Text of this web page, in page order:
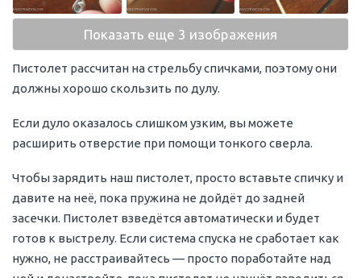
Показать еще 3 изображения
Пистолет рассчитан на стрельбу спичками, поэтому они
должны хорошо скользить по дулу.
Если дуло оказалось слишком узким, вы можете
расширить отверстие при помощи тонкого сверла.
Чтобы зарядить наш пистолет, просто вставьте спичку и
давите на неё, пока пружина не дойдёт до задней
засечки. Пистолет взведётся автоматически и будет
готов к выстрелу. Если система спуска не сработает как
нужно, не расстраивайтесь — просто поработайте над